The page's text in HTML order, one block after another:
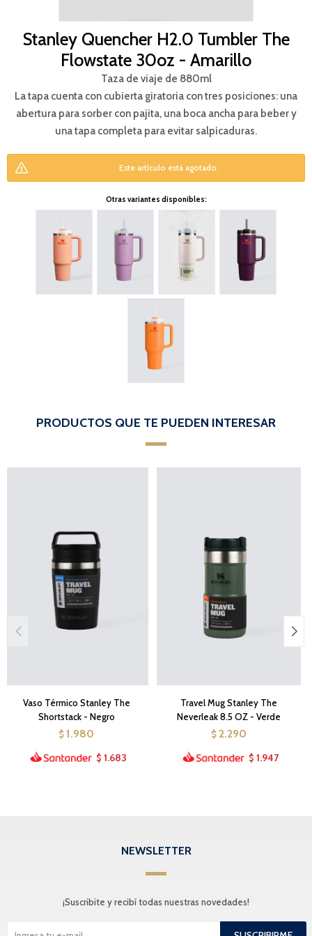
Stanley Quencher H2.0 Tumbler The
Flowstate 30oz - Amarillo
Taza de viaje de 880ml
La tapa cuenta con cubierta giratoria con tres posiciones: una
abertura para sorber con pajita, una boca ancha para beber y
una tapa completa para evitar salpicaduras.
Este artículo está agotado.
Otras variantes disponibles:
PRODUCTOS QUE TE PUEDEN INTERESAR
Vaso Térmico Stanley The
Shortstack - Negro
$ 1.980
$ 1.683
Travel Mug Stanley The
Neverleak 8.5 OZ - Verde
$ 2.290
$ 1.947
NEWSLETTER
¡Suscribite y recibí todas nuestras novedades!